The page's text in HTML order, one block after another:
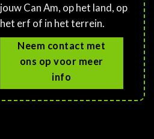
jouw Can Am, op het land, op
het erf of in het terrein.
Neem contact met
ons op voor meer
info